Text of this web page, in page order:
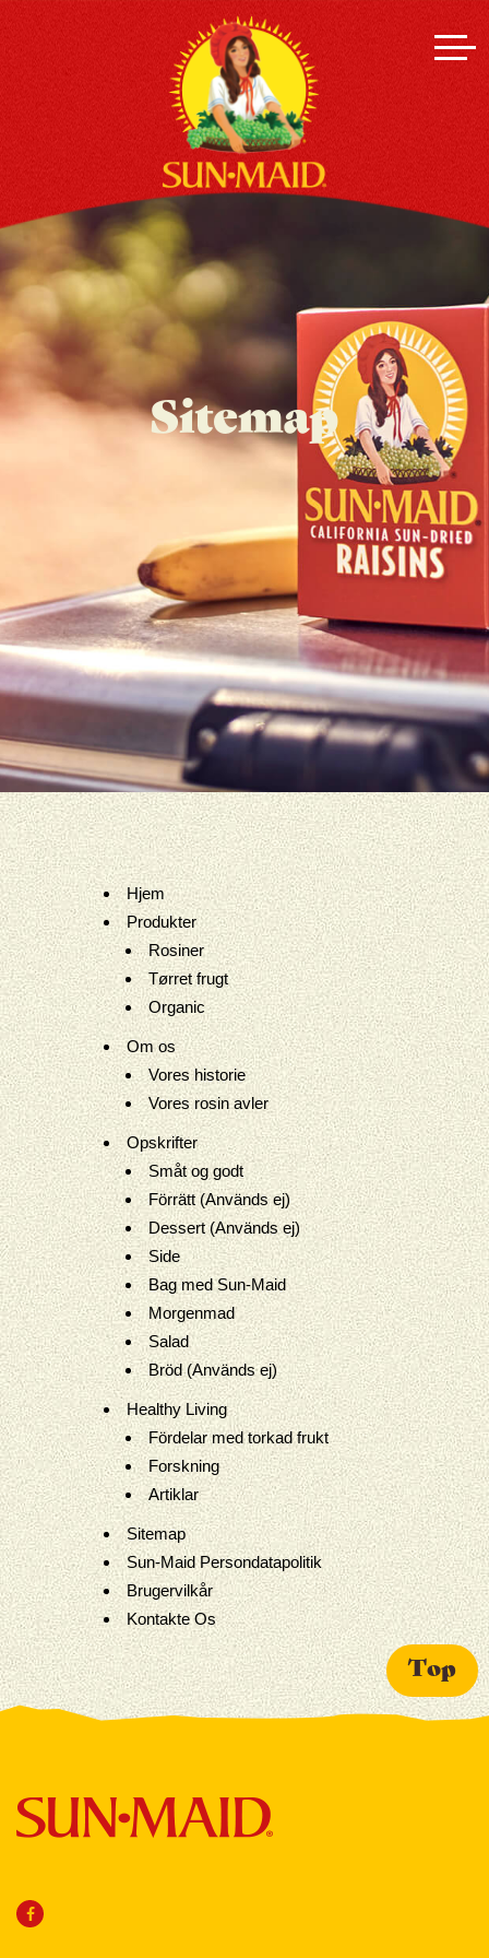
Sitemap
Hjem
Produkter
Rosiner
Tørret frugt
Organic
Om os
Vores historie
Vores rosin avler
Opskrifter
Småt og godt
Förrätt (Används ej)
Dessert (Används ej)
Side
Bag med Sun-Maid
Morgenmad
Salad
Bröd (Används ej)
Healthy Living
Fördelar med torkad frukt
Forskning
Artiklar
Sitemap
Sun-Maid Persondatapolitik
Brugervilkår
Kontakte Os
Top